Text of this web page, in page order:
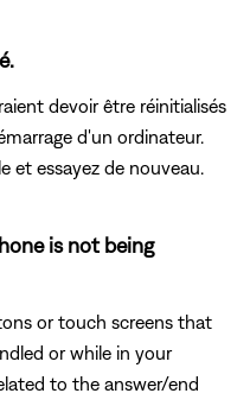
devoir être réinitialisés
d'un ordinateur.
et essayez de nouveau.
is not being
or touch screens that
or while in your
to the answer/end